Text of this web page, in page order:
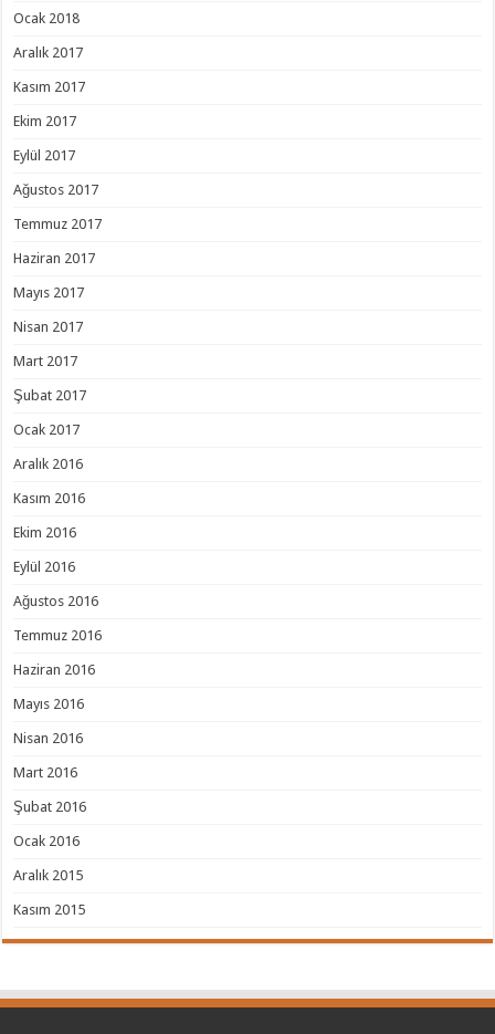
Ocak 2018
Aralık 2017
Kasım 2017
Ekim 2017
Eylül 2017
Ağustos 2017
Temmuz 2017
Haziran 2017
Mayıs 2017
Nisan 2017
Mart 2017
Şubat 2017
Ocak 2017
Aralık 2016
Kasım 2016
Ekim 2016
Eylül 2016
Ağustos 2016
Temmuz 2016
Haziran 2016
Mayıs 2016
Nisan 2016
Mart 2016
Şubat 2016
Ocak 2016
Aralık 2015
Kasım 2015